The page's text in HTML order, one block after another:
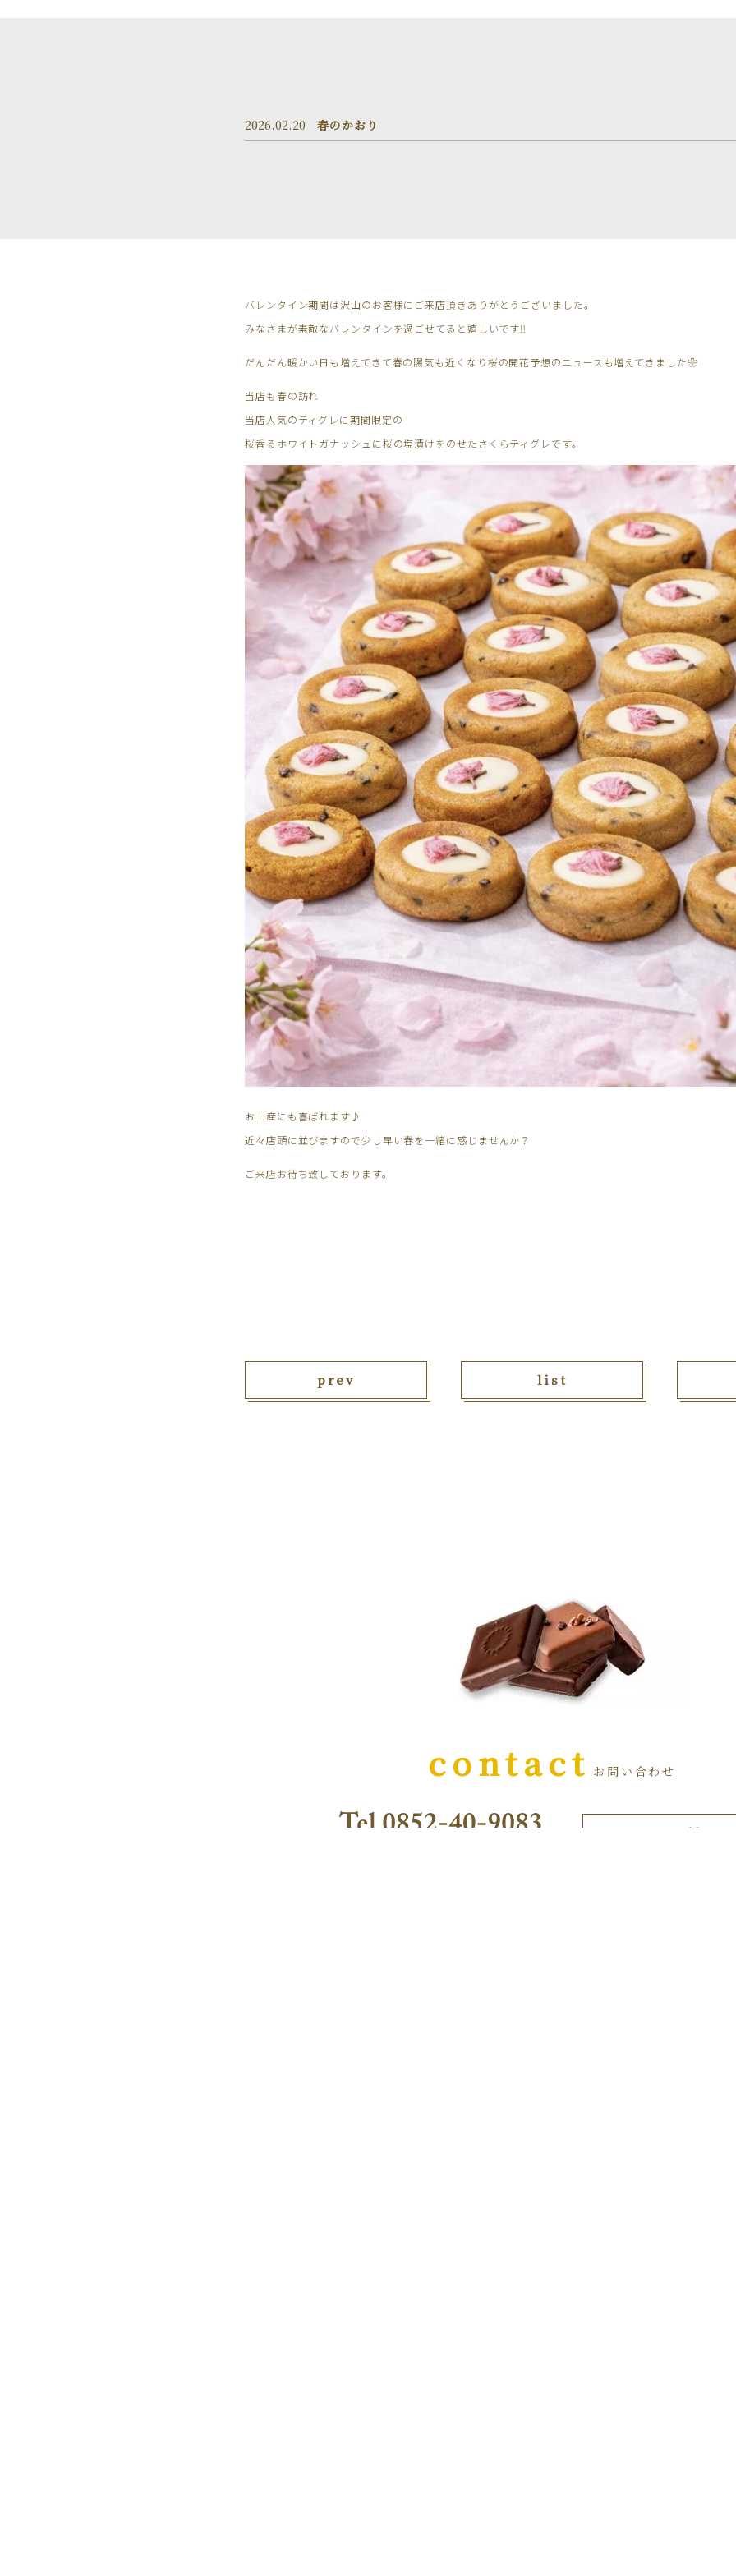
2026.02.20 春のかおり
バレンタイン期間は沢山のお客様にご来店頂きありがとうございました。
みなさまが素敵なバレンタインを過ごせてると嬉しいです‼︎
だんだん暖かい日も増えてきて春の陽気も近くなり桜の開花予想のニュースも増えてきました❀
当店も春の訪れ
当店人気のティグレに期間限定の
桜香るホワイトガナッシュに桜の塩漬けをのせたさくらティグレです。
お土産にも喜ばれます♪
近々店頭に並びますので少し早い春を一緒に感じませんか？
ご来店お待ち致しております。
prev list
contact お問い合わせ
e-mail